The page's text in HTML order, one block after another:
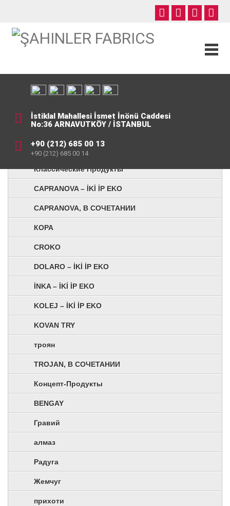
İstiklal Mahallesi İsmet İnönü Caddesi
No:36 ARNAVUTKÖY / İSTANBUL
+90 (212) 685 00 13
+90 (212) 685 00 14
Классические Продукты
CAPRANOVA – İKİ İP EKO
CAPRANOVA, В СОЧЕТАНИИ
КОРА
CROKO
DOLARO – İKİ İP EKO
İNKA – İKİ İP EKO
KOLEJ – İKİ İP EKO
KOVAN TRY
троян
TROJAN, В СОЧЕТАНИИ
Концепт-Продукты
BENGAY
Гравий
алмаз
Радуга
Жемчуг
прихоти